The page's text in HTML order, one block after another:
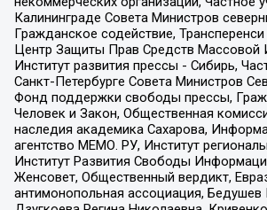
Калининграде Совета Министров
Гражданское содействие,
Центр Защиты Прав Средств Массовой
Институт развития прессы - Сибирь,
Санкт-Петербурге Совета Министров
Фонд поддержки свободы прессы,
Человек и Закон, Общественная
наследия академика Сахарова,
агентство МЕМО. РУ, Институт
Институт Развития Свободы
Женсовет, Общественный вердикт,
антимонопольная ассоциация, Бедушев